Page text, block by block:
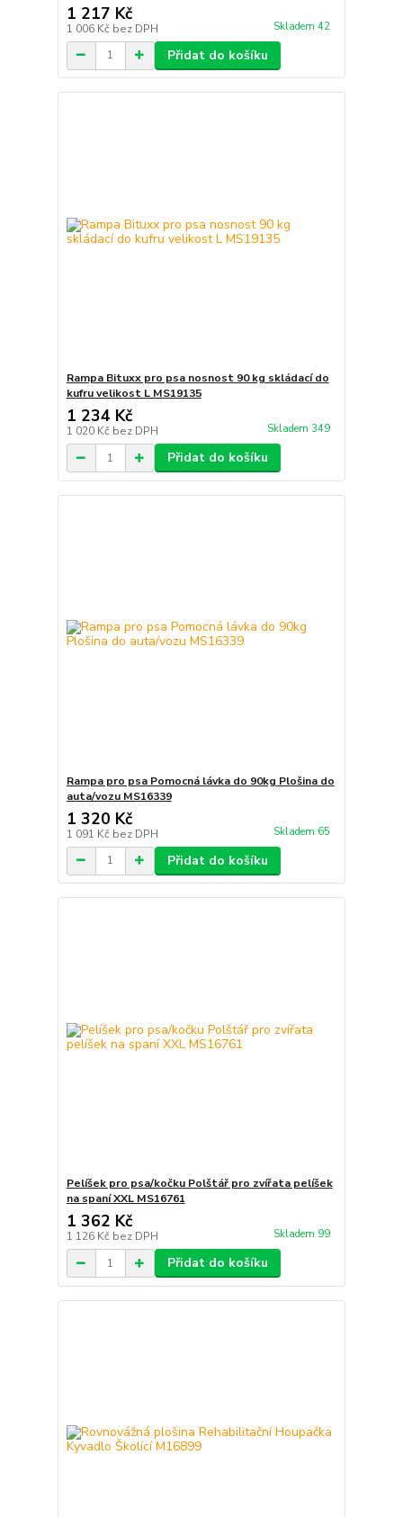
1 217 Kč
1 006 Kč bez DPH Skladem 42
Přidat do košíku
Rampa Bituxx pro psa nosnost 90 kg skládací do
kufru velikost L MS19135
1 234 Kč
1 020 Kč bez DPH Skladem 349
Přidat do košíku
Rampa pro psa Pomocná lávka do 90kg Plošina do
auta/vozu MS16339
1 320 Kč
1 091 Kč bez DPH Skladem 65
Přidat do košíku
Pelíšek pro psa/kočku Polštář pro zvířata pelíšek
na spaní XXL MS16761
1 362 Kč
1 126 Kč bez DPH Skladem 99
Přidat do košíku